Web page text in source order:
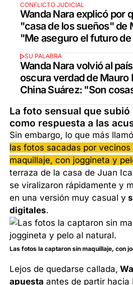
CONFLICTO JUDICIAL
Wanda Nara explicó por
"casa de los sueños" de
"Me aseguro el futuro
SU PALABRA
Wanda Nara volvió al
oscura verdad de Mauro
China Suárez: "Son
La foto sensual que subió
como respuesta a las
Sin embargo, lo que más
las fotos sacadas por
maquillaje, con joggineta y
terraza de la casa de Juan
se viralizaron rápidamente y
en una versión muy casual y
digitales.
Las fotos la captaron sin maquillaje, con
Lejos de quedarse callada,
apuesta antes de partir hacia